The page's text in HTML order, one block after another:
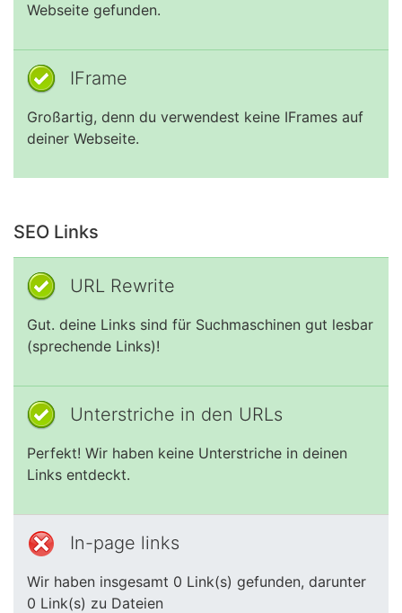
Webseite gefunden.
IFrame
Großartig, denn du verwendest keine IFrames auf
deiner Webseite.
SEO Links
URL Rewrite
Gut. deine Links sind für Suchmaschinen gut lesbar
(sprechende Links)!
Unterstriche in den URLs
Perfekt! Wir haben keine Unterstriche in deinen
Links entdeckt.
In-page links
Wir haben insgesamt 0 Link(s) gefunden, darunter
0 Link(s) zu Dateien